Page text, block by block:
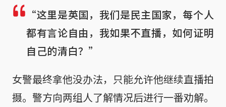
“这里是英国，我们是民主国家，每个人
都有言论自由，我如果不直播，如何证明
自己的清白？”
女警最终拿他没办法，只能允许他继续直播拍
摄。警方向两组人了解情况后进行一番劝解。